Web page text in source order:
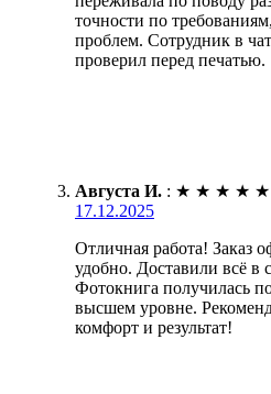
точности по
проблем. Сотрудник в
проверил перед печатью.
Августа И. : ★ ★ ★ ★ ★
17.12.2025
Отличная работа! Заказ
удобно. Доставили всё в
Фотокнига получилась
высшем уровне.
комфорт и результат!